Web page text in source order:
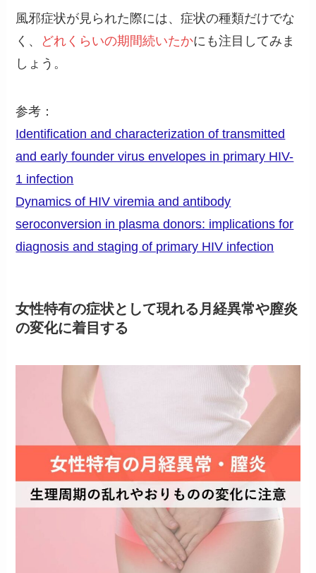
風邪症状が見られた際には、症状の種類だけでな
く、
どれくらいの期間続いたかにも注目してみま
しょう。
参考：
Identification and characterization of transmitted
and early founder virus envelopes in primary HIV-
1 infection
Dynamics of HIV viremia and antibody
seroconversion in plasma donors: implications for
diagnosis and staging of primary HIV infection
女性特有の症状として現れる月経異常や膣炎
の変化に着目する